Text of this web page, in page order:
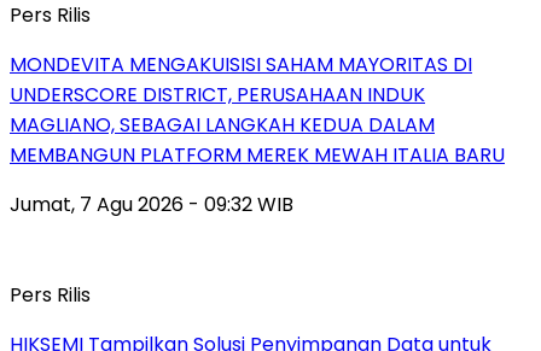
Pers Rilis
MONDEVITA MENGAKUISISI SAHAM MAYORITAS DI
UNDERSCORE DISTRICT, PERUSAHAAN INDUK
MAGLIANO, SEBAGAI LANGKAH KEDUA DALAM
MEMBANGUN PLATFORM MEREK MEWAH ITALIA BARU
Jumat, 7 Agu 2026 - 09:32 WIB
Pers Rilis
HIKSEMI Tampilkan Solusi Penyimpanan Data untuk